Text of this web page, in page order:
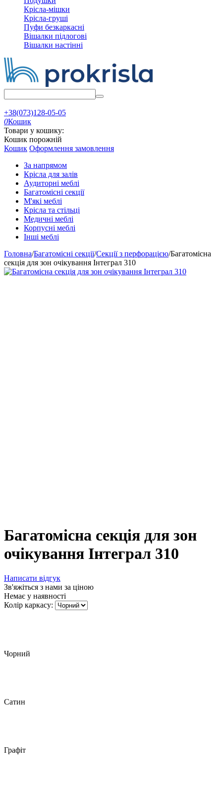
Крісла-мішки
Крісла-груші
Пуфи безкаркасні
Вішалки підлогові
Вішалки настінні
+38(073)128-05-05
0Кошик
Товари у кошику:
Кошик порожній
Кошик Оформлення замовлення
За напрямом
Крісла для залів
Аудиторні меблі
Багатомісні секції
М'які меблі
Крісла та стільці
Медичні меблі
Корпусні меблі
Інші меблі
Головна/Багатомісні секції/Секції з перфорацією/Багатомісна
секція для зон очікування Інтеграл 310
Багатомісна секція для зон
очікування Інтеграл 310
Написати відгук
Зв'яжіться з нами за ціною
Немає у наявності
Колір каркасу:
Чорний
Сатин
Графіт